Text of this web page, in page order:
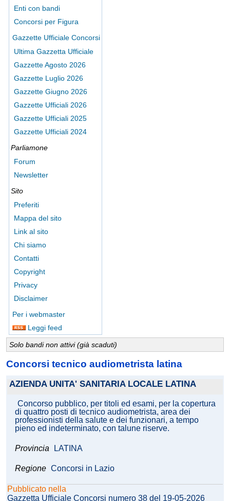
Enti con bandi
Concorsi per Figura
Gazzette Ufficiale Concorsi
Ultima Gazzetta Ufficiale
Gazzette Agosto 2026
Gazzette Luglio 2026
Gazzette Giugno 2026
Gazzette Ufficiali 2026
Gazzette Ufficiali 2025
Gazzette Ufficiali 2024
Parliamone
Forum
Newsletter
Sito
Preferiti
Mappa del sito
Link al sito
Chi siamo
Contatti
Copyright
Privacy
Disclaimer
Per i webmaster
Leggi feed
Solo bandi non attivi (già scaduti)
Concorsi tecnico audiometrista latina
AZIENDA UNITA' SANITARIA LOCALE LATINA
Concorso pubblico, per titoli ed esami, per la copertura
di quattro posti di tecnico audiometrista, area dei
professionisti della salute e dei funzionari, a tempo
pieno ed indeterminato, con talune riserve.
Provincia LATINA
Regione Concorsi in Lazio
Pubblicato nella
Gazzetta Ufficiale Concorsi numero 38 del 19-05-2026